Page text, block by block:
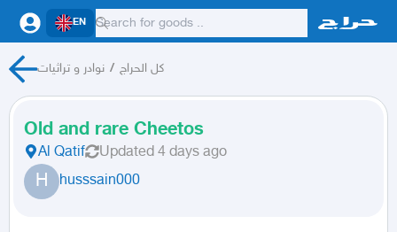
EN
نوادر و تراثيات / كل الحراج
Old and rare Cheetos
Al Qatif Updated 4 days ago
H husssain000